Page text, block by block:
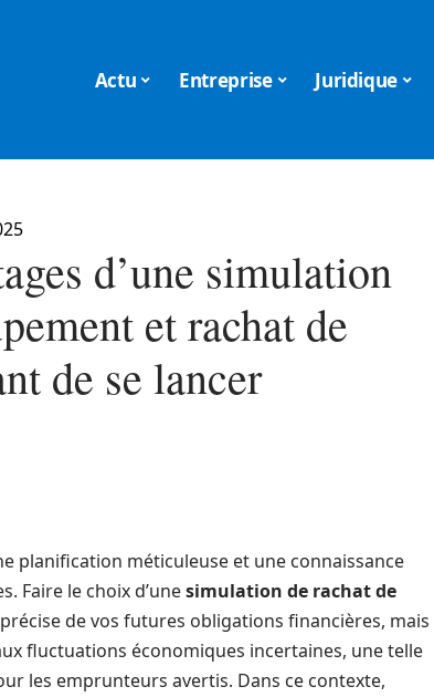
Actu Entreprise Juridique
d’une simulation
et rachat de
de se lancer
planification méticuleuse et une connaissance
Faire le choix d’unesimulation de rachat de
de vos futures obligations financières, mais
fluctuations économiques incertaines, une telle
les emprunteurs avertis. Dans ce contexte,